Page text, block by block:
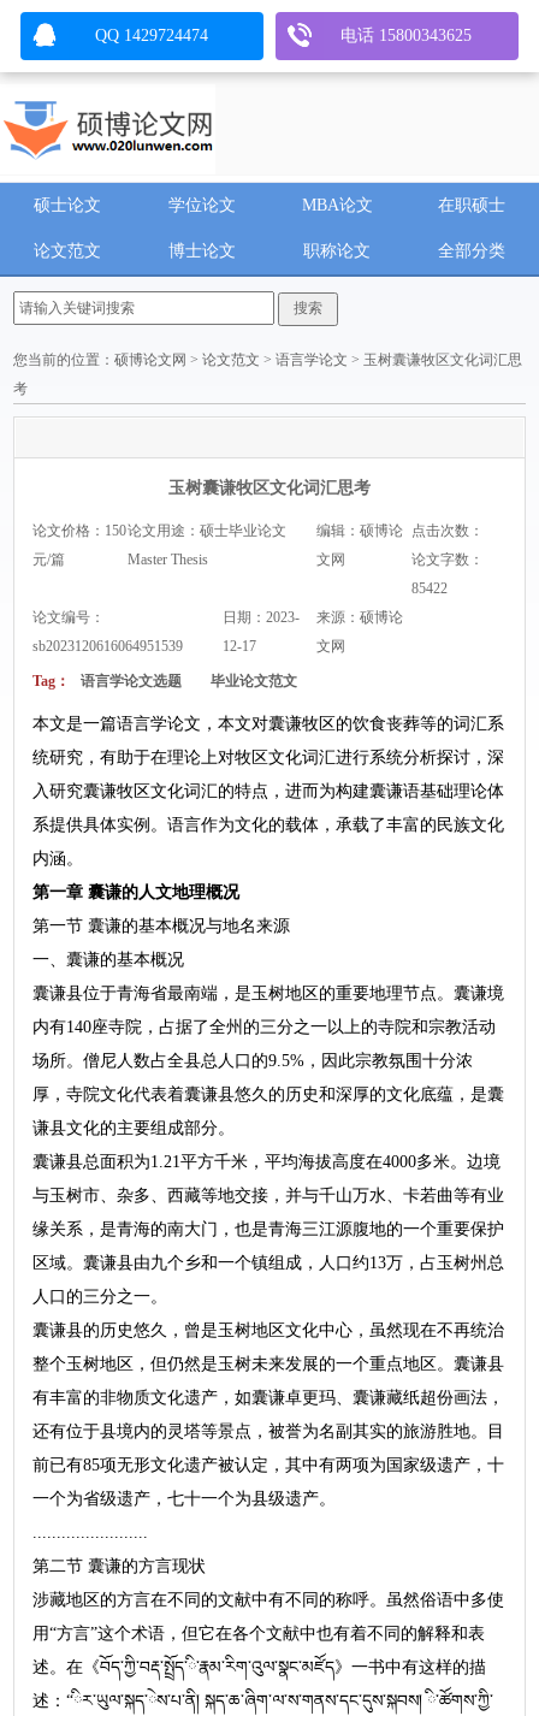
硕士论文 学位论文 MBA论文 在职硕士
论文范文 博士论文 职称论文 全部分类
您当前的位置：硕博论文网 >论文范文 >语言学论文 > 玉树囊谦牧区文化词汇思
考
玉树囊谦牧区文化词汇思考
论文价格：150
元/篇
论文用途：硕士毕业论文
Master Thesis
编辑：硕博论
文网
点击次数：
论文字数：
85422
论文编号：
sb2023120616064951539
日期：2023-
12-17
来源：硕博论
文网
Tag： 语言学论文选题 毕业论文范文
本文是一篇语言学论文，本文对囊谦牧区的饮食丧葬等的词汇系
统研究，有助于在理论上对牧区文化词汇进行系统分析探讨，深
入研究囊谦牧区文化词汇的特点，进而为构建囊谦语基础理论体
系提供具体实例。语言作为文化的载体，承载了丰富的民族文化
内涵。
第一章 囊谦的人文地理概况
第一节 囊谦的基本概况与地名来源
一、囊谦的基本概况
囊谦县位于青海省最南端，是玉树地区的重要地理节点。囊谦境
内有140座寺院，占据了全州的三分之一以上的寺院和宗教活动
场所。僧尼人数占全县总人口的9.5%，因此宗教氛围十分浓
厚，寺院文化代表着囊谦县悠久的历史和深厚的文化底蕴，是囊
谦县文化的主要组成部分。
囊谦县总面积为1.21平方千米，平均海拔高度在4000多米。边境
与玉树市、杂多、西藏等地交接，并与千山万水、卡若曲等有业
缘关系，是青海的南大门，也是青海三江源腹地的一个重要保护
区域。囊谦县由九个乡和一个镇组成，人口约13万，占玉树州总
人口的三分之一。
囊谦县的历史悠久，曾是玉树地区文化中心，虽然现在不再统治
整个玉树地区，但仍然是玉树未来发展的一个重点地区。囊谦县
有丰富的非物质文化遗产，如囊谦卓更玛、囊谦藏纸超份画法，
还有位于县境内的灵塔等景点，被誉为名副其实的旅游胜地。目
前已有85项无形文化遗产被认定，其中有两项为国家级遗产，十
一个为省级遗产，七十一个为县级遗产。
第二节 囊谦的方言现状
涉藏地区的方言在不同的文献中有不同的称呼。虽然俗语中多使
用“方言”这个术语，但它在各个文献中也有着不同的解释和表
述。在《བོད་ཀྱི་བརྡ་སྤྲོད་ི་རྣམ་རིག་འུལ་སྣང་མཛོད》一书中有这样的描
述：“ིར་ཡུལ་སྐད་ེས་པ་ནི། སྐད་ཆ་ཞིག་ལ་ས་གནས་དང་དུས་སྐབས། ི་ཚོགས་ཀྱི་
QQ 1429724474 电话 15800343625